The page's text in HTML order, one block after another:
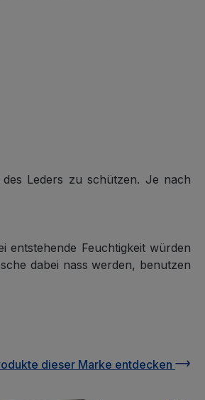
Leders zu schützen. Je nach
entstehende Feuchtigkeit würden
dabei nass werden, benutzen
dieser Marke entdecken